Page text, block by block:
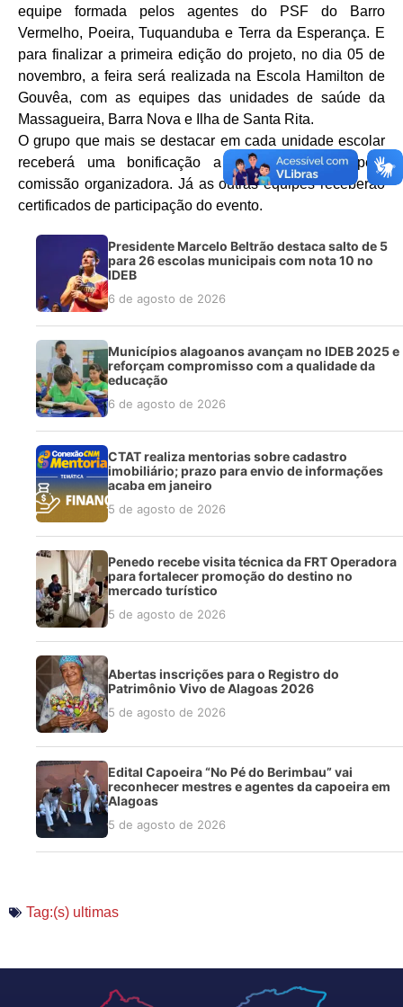
equipe formada pelos agentes do PSF do Barro
Vermelho, Poeira, Tuquanduba e Terra da Esperança. E
para finalizar a primeira edição do projeto, no dia 05 de
novembro, a feira será realizada na Escola Hamilton de
Gouvêa, com as equipes das unidades de saúde da
Massagueira, Barra Nova e Ilha de Santa Rita.
O grupo que mais se destacar em cada unidade escolar
receberá uma bonificação a ser determinada pela
comissão organizadora. Já as outras equipes receberão
certificados de participação do evento.
Presidente Marcelo Beltrão destaca salto de 5
para 26 escolas municipais com nota 10 no
IDEB
6 de agosto de 2026
Municípios alagoanos avançam no IDEB 2025 e
reforçam compromisso com a qualidade da
educação
6 de agosto de 2026
CTAT realiza mentorias sobre cadastro
imobiliário; prazo para envio de informações
acaba em janeiro
5 de agosto de 2026
Penedo recebe visita técnica da FRT Operadora
para fortalecer promoção do destino no
mercado turístico
5 de agosto de 2026
Abertas inscrições para o Registro do
Patrimônio Vivo de Alagoas 2026
5 de agosto de 2026
Edital Capoeira “No Pé do Berimbau” vai
reconhecer mestres e agentes da capoeira em
Alagoas
5 de agosto de 2026
Tag:(s) ultimas